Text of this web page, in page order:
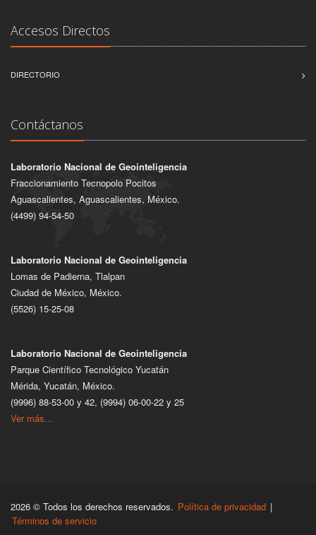
Accesos Directos
DIRECTORIO
Contáctanos
Laboratorio Nacional de Geointeligencia
Fraccionamiento Tecnopolo Pocitos
Aguascalientes, Aguascalientes, México.
(4499) 94-54-50
Laboratorio Nacional de Geointeligencia
Lomas de Padierna, Tlalpan
Ciudad de México, México.
(5526) 15-25-08
Laboratorio Nacional de Geointeligencia
Parque Científico Tecnológico Yucatán
Mérida, Yucatán, México.
(9996) 88-53-00 y 42, (9994) 06-00-22 y 25
Ver más...
2026 © Todos los derechos reservados. Política de privacidad |
Términos de servicio